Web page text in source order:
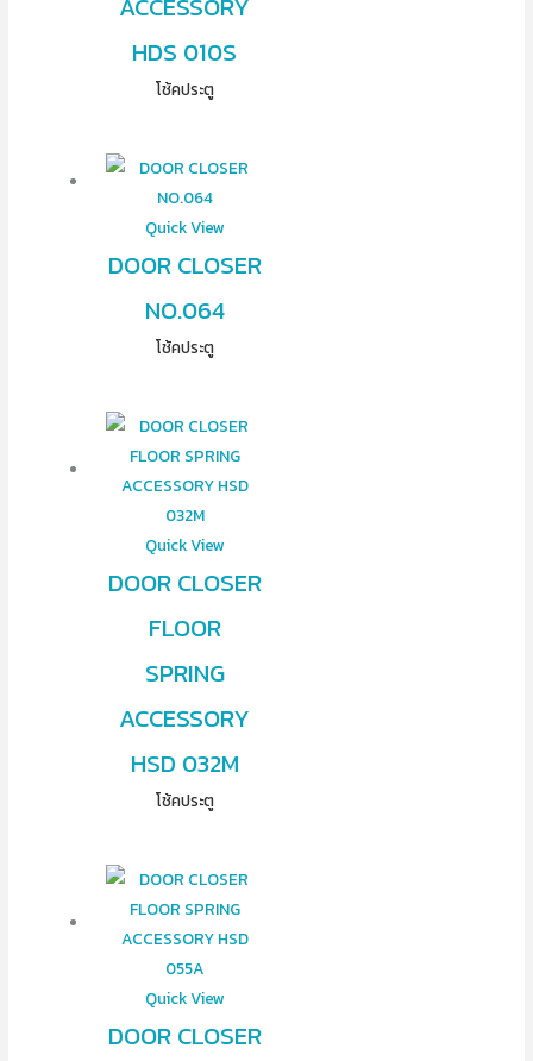
HDS 010S
โช้คประตู
Quick View
DOOR CLOSER
NO.064
โช้คประตู
Quick View
DOOR CLOSER
FLOOR
SPRING
ACCESSORY
HSD 032M
โช้คประตู
Quick View
DOOR CLOSER